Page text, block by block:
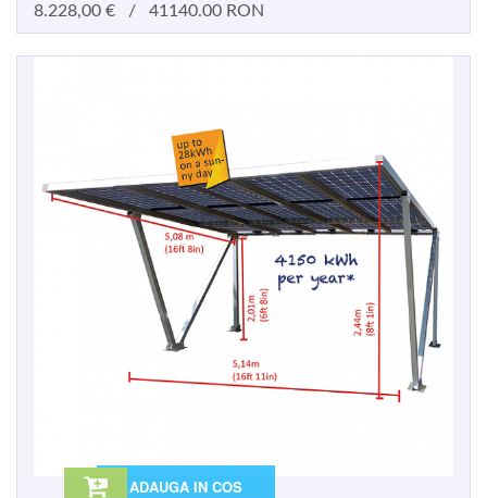
8.228,00 € / 41140.00 RON
ADAUGA IN COS